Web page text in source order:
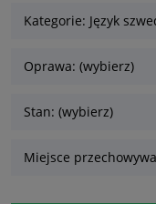
Kategorie: Język
Oprawa: (wybierz)
Stan: (wybierz)
Miejsce